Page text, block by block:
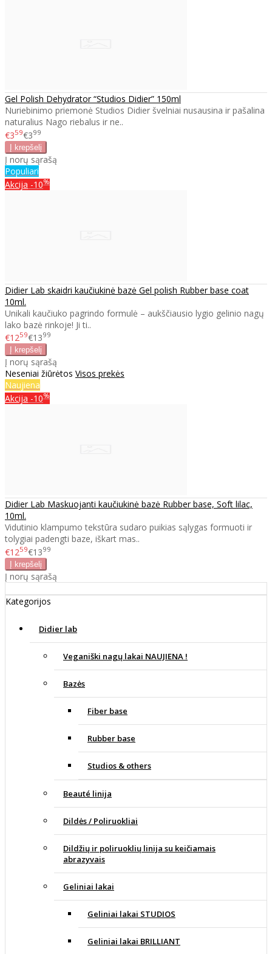
Gel Polish Dehydrator “Studios Didier” 150ml
Nuriebinimo priemonė Studios Didier švelniai nusausina ir pašalina
naturalius Nago riebalus ir ne..
€359€399
Į norų sąrašą
Populiari
Akcija -10%
Didier Lab skaidri kaučiukinė bazė Gel polish Rubber base coat
10ml.
Unikali kaučiuko pagrindo formulė – aukščiausio lygio gelinio nagų
lako bazė rinkoje! Ji ti..
€1259€1399
Į norų sąrašą
Neseniai žiūrėtos Visos prekės
Naujiena
Akcija -10%
Didier Lab Maskuojanti kaučiukinė bazė Rubber base, Soft lilac,
10ml.
Vidutinio klampumo tekstūra sudaro puikias sąlygas formuoti ir
tolygiai padengti baze, iškart mas..
€1259€1399
Į norų sąrašą
Kategorijos
Didier lab
Veganiški nagų lakai NAUJIENA !
Bazės
Fiber base
Rubber base
Studios & others
Beauté linija
Dildės / Poliruokliai
Dildžių ir poliruoklių linija su keičiamais
abrazyvais
Geliniai lakai
Geliniai lakai STUDIOS
Geliniai lakai BRILLIANT